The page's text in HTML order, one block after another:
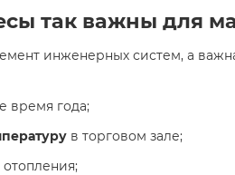
так важны для
инженерных систем, а
время года;
в торговом зале;